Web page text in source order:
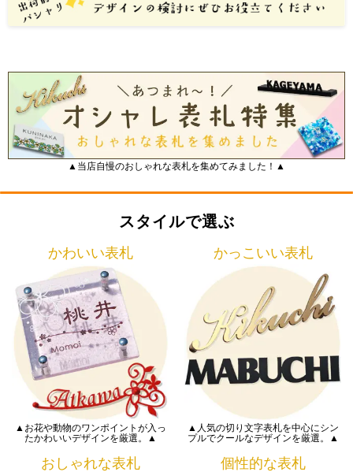
▲当店自慢のおしゃれな表札を集めてみました！▲
スタイルで選ぶ
かわいい表札
▲お花や動物のワンポイントが入っ
たかわいいデザインを厳選。▲
かっこいい表札
▲人気の切り文字表札を中心にシン
プルでクールなデザインを厳選。▲
おしゃれな表札 個性的な表札